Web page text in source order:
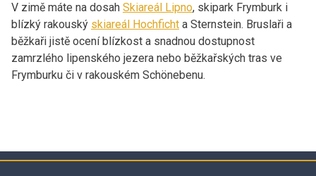
V zimě máte na dosah Skiareál Lipno, skipark Frymburk i
blízký rakouský skiareál Hochficht a Sternstein. Bruslaři a
běžkaři jistě ocení blízkost a snadnou dostupnost
zamrzlého lipenského jezera nebo běžkařských tras ve
Frymburku či v rakouském Schönebenu.